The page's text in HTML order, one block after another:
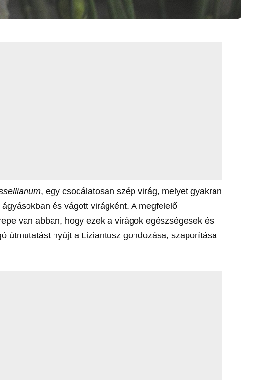
, egy csodálatosan szép virág, melyet gyakran
és vágott virágként. A megfelelő
van abban, hogy ezek a virágok egészségesek és
útmutatást nyújt a Liziantusz gondozása, szaporítása